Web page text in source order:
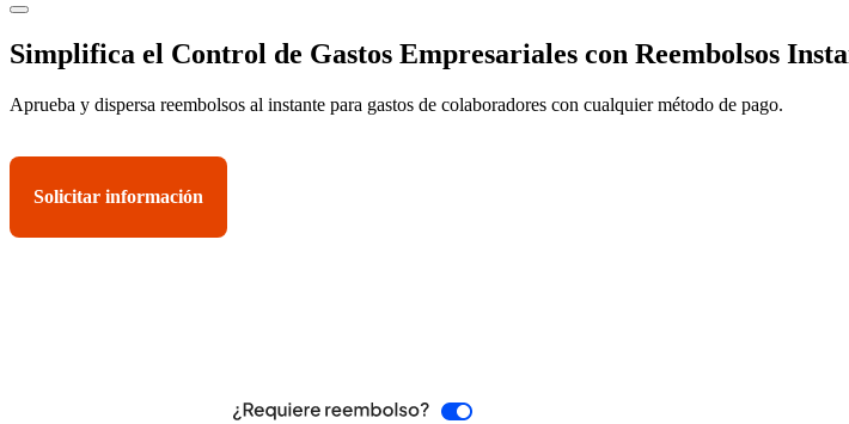
Simplifica el Control de Gastos Empresariales con Reembolsos
Aprueba y dispersa reembolsos al instante para gastos de colaboradores con cualquier método de pago.
Solicitar información